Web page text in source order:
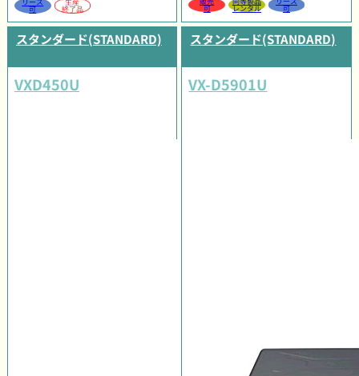
可 終了品 可 レンタル 可
スタンダード(STANDARD)
VXD450U
スタンダード(STANDARD)
VX-D5901U